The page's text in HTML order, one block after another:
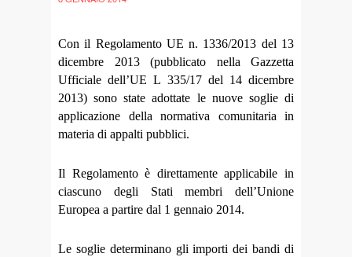
Con il Regolamento UE n. 1336/2013 del 13
dicembre 2013 (pubblicato nella Gazzetta
Ufficiale dell’UE L 335/17 del 14 dicembre
2013)sono state adottate le nuove soglie di
applicazione della normativa comunitaria in
materia di appalti pubblici.
Il Regolamento è direttamente applicabile in
ciascuno degli Stati membri dell’Unione
Europea a partire dal 1 gennaio 2014.
Le soglie determinano gli importi dei bandi di